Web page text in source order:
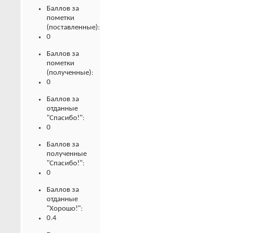
Баллов за
пометки
(поставленные):
0
Баллов за
пометки
(полученные):
0
Баллов за
отданные
"Спасибо!":
0
Баллов за
полученные
"Спасибо!":
0
Баллов за
отданные
"Хорошо!":
0.4